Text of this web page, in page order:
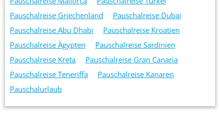
Pauschalreise Griechenland
Pauschalreise Dubai
Pauschalreise Abu Dhabi
Pauschalreise Kroatien
Pauschalreise Ägypten
Pauschalreise Sardinien
Pauschalreise Kreta
Pauschalreise Gran Canaria
Pauschalreise Teneriffa
Pauschalreise Kanaren
Pauschalurlaub